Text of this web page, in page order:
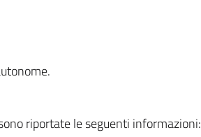
riportate le seguenti informazioni: